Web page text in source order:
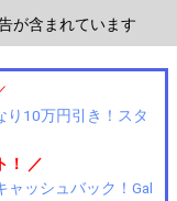
が含まれています
り10万円引き！スタ
！ ／
ャッシュバック！Gal